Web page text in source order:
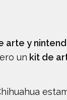
arte y
un kit de